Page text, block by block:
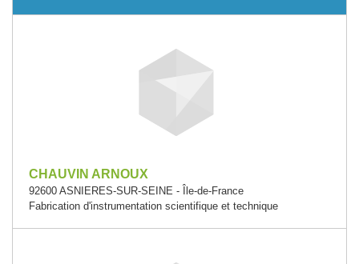
CHAUVIN ARNOUX
92600 ASNIERES-SUR-SEINE - Île-de-France
Fabrication d'instrumentation scientifique et technique